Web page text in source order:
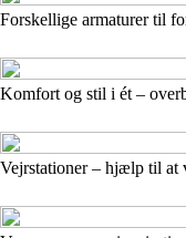
Forskellige armaturer til
Komfort og stil i ét –
Vejrstationer – hjælp til at